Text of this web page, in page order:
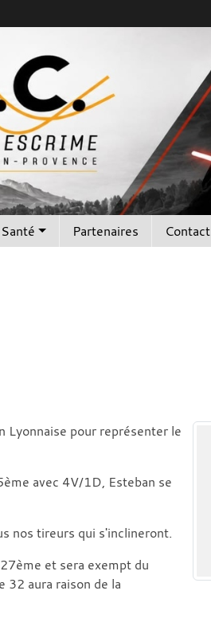
Partenaires Contact
Lyonnaise pour représenter le
avec 4V/1D, Esteban se
nos tireurs qui s'inclineront.
et sera exempt du
32 aura raison de la